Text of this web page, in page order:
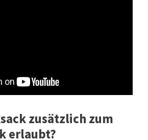
zusätzlich zum
erlaubt?